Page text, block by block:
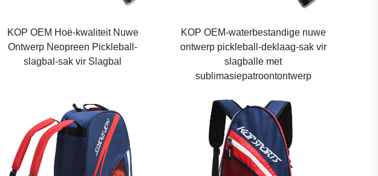
KOP OEM Hoë-kwaliteit Nuwe
Ontwerp Neopreen Pickleball-
slagbal-sak vir Slagbal
KOP OEM-waterbestandige nuwe
ontwerp pickleball-deklaag-sak vir
slagballe met
sublimasiepatroontontwerp